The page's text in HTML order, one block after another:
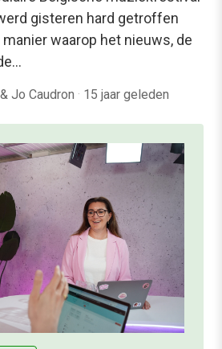
gisteren hard getroffen
waarop het nieuws, de
Jo Caudron · 15 jaar geleden